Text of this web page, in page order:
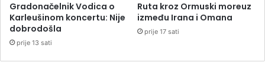
Gradonačelnik Vodica o
Karleušinom koncertu: Nije
dobrodošla
prije 13 sati
Ruta kroz Ormuski moreuz
između Irana i Omana
prije 17 sati